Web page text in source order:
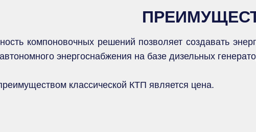
компоновочных решений позволяет создавать
энергоснабжения на базе дизельных
классической КТП является цена.